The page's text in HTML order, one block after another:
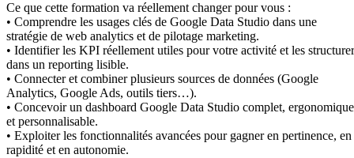
Ce que cette formation va réellement changer pour vous :
• Comprendre les usages clés de Google Data Studio dans une
stratégie de web analytics et de pilotage marketing.
• Identifier les KPI réellement utiles pour votre activité et les structurer
dans un reporting lisible.
• Connecter et combiner plusieurs sources de données (Google
Analytics, Google Ads, outils tiers…).
• Concevoir un dashboard Google Data Studio complet, ergonomique
et personnalisable.
• Exploiter les fonctionnalités avancées pour gagner en pertinence, en
rapidité et en autonomie.